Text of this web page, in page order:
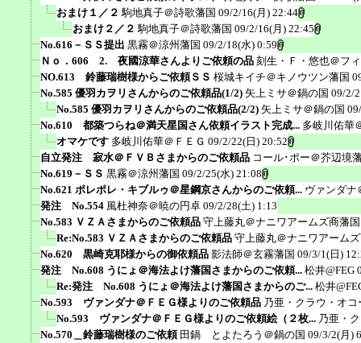
おまけ１／２ 駒地真子＠詩歌藩国 09/2/16(月) 22:44
おまけ２／２ 駒地真子＠詩歌藩国 09/2/16(月) 22:45
No.616－ＳＳ提出 黒霧＠涼州藩国 09/2/18(水) 0:59
Ｎｏ．606 2. 夜國涼華さんよりご依頼の品 刻生・Ｆ・悠也＠フ
NO.613 鈴藤瑞樹様からご依頼ＳＳ 桜城キイチ＠キノウツン藩国
No.585 優羽カヲリさんからのご依頼品(1/2) 矢上ミサ＠鍋の国 09/2/
No.585 優羽カヲリさんからのご依頼品(2/2) 矢上ミサ＠鍋の国
No.610 都築つらね＠満天星国さん依頼イラスト完成... 多岐川佑華
オマケです 多岐川佑華＠ＦＥＧ 09/2/22(日) 20:52
自立発注 寂水＠ＦＶＢさまからのご依頼品 コール･ポー＠芥辺境
No.619－ＳＳ 黒霧＠涼州藩国 09/2/25(水) 21:08
No.621 ポレポレ・キブルゥ＠星鋼京さんからのご依頼... ヴァンダナ
発注 No.554 風杜神奈＠暁の円卓 09/2/28(土) 1:13
No.583 ＶＺＡさまからのご依頼品 守上藤丸＠ナニワアームズ商藩国
Re:No.583 ＶＺＡさまからのご依頼品 守上藤丸＠ナニワアーム
No.620 黒崎克耶様からの御依頼品 影法師＠玄霧藩国 09/3/1(日)
発注 No.608 うにょ＠海法よけ藩国さまからのご依頼... 松井@FEG
Re:発注 No.608 うにょ＠海法よけ藩国さまからのご... 松井
No.593 ヴァンダナ＠ＦＥＧ様よりのご依頼品 乃亜・クラウ・オ
No.593 ヴァンダナ＠ＦＥＧ様よりのご依頼絵（２枚... 乃亜・
No.570＿鈴藤瑞樹様のご依頼 田鍋 とよたろう＠鍋の国 09/3/2(月)